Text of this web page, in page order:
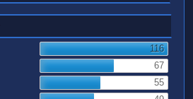
116
67
55